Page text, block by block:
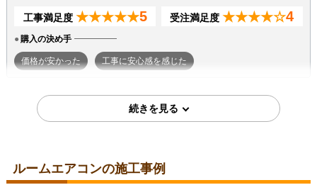
工事満足度 ★★★★★5 受注満足度 ★★★★☆4
購入の決め手
価格が安かった 工事に安心感を感じた
2026年7月7日
コメント
段取りも良く、エアコン取付後のチ
ルームエアコンの施工事例